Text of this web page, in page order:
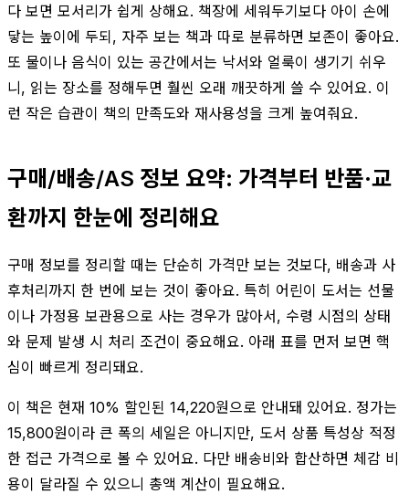
다 보면 모서리가 쉽게 상해요. 책장에 세워두기보다 아이 손에
닿는 높이에 두되, 자주 보는 책과 따로 분류하면 보존이 좋아요.
또 물이나 음식이 있는 공간에서는 낙서와 얼룩이 생기기 쉬우
니, 읽는 장소를 정해두면 훨씬 오래 깨끗하게 쓸 수 있어요. 이
런 작은 습관이 책의 만족도와 재사용성을 크게 높여줘요.
구매/배송/AS 정보 요약: 가격부터 반품·교
환까지 한눈에 정리해요
구매 정보를 정리할 때는 단순히 가격만 보는 것보다, 배송과 사
후처리까지 한 번에 보는 것이 좋아요. 특히 어린이 도서는 선물
이나 가정용 보관용으로 사는 경우가 많아서, 수령 시점의 상태
와 문제 발생 시 처리 조건이 중요해요. 아래 표를 먼저 보면 핵
심이 빠르게 정리돼요.
이 책은 현재 10% 할인된 14,220원으로 안내돼 있어요. 정가는
15,800원이라 큰 폭의 세일은 아니지만, 도서 상품 특성상 적정
한 접근 가격으로 볼 수 있어요. 다만 배송비와 합산하면 체감 비
용이 달라질 수 있으니 총액 계산이 필요해요.